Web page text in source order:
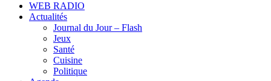
WEB RADIO
Actualités
Journal du Jour – Flash
Jeux
Santé
Cuisine
Politique